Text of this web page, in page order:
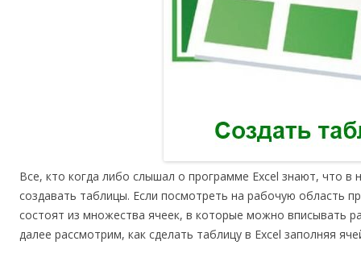
Все, кто когда либо слышал о программе Excel знают, что в
создавать таблицы. Если посмотреть на рабочую область
состоят из множества ячеек, в которые можно вписывать
далее рассмотрим, как сделать таблицу в Excel заполняя